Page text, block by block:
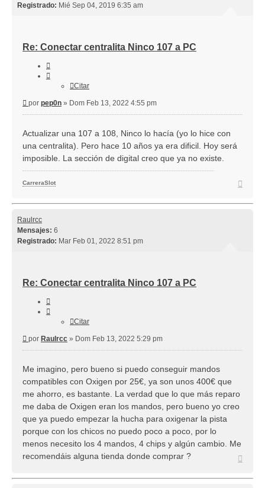
Registrado: Mié Sep 04, 2019 6:35 am
Re: Conectar centralita Ninco 107 a PC
Citar
Mensaje
por pep0n » Dom Feb 13, 2022 4:55 pm
Actualizar una 107 a 108, Ninco lo hacía (yo lo hice con
una centralita). Pero hace 10 años ya era dificil. Hoy será
imposible. La sección de digital creo que ya no existe.
CarreraSlot
Raulrcc
Mensajes: 6
Registrado: Mar Feb 01, 2022 8:51 pm
Re: Conectar centralita Ninco 107 a PC
Citar
Mensaje
por Raulrcc » Dom Feb 13, 2022 5:29 pm
Me imagino, pero bueno si puedo conseguir mandos
compatibles con Oxigen por 25€, ya son unos 400€ que
me ahorro, es bastante. La verdad que lo que más reparo
me daba de Oxigen eran los mandos, pero bueno yo creo
que ya puedo empezar la hucha para oxigenar la pista
porque con los chicos no puedo poco a poco, por lo
menos necesito los 4 mandos, 4 chips y algún cambio. Me
recomendáis alguna tienda donde comprar ?